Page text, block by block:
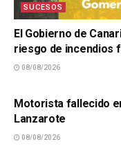
SUCESOS
El Gobierno de
riesgo de incendios
08/08/2026
Motorista fallecido
Lanzarote
08/08/2026